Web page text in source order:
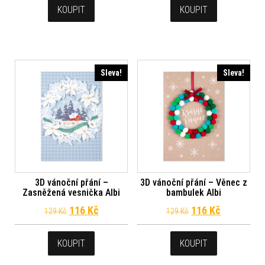
KOUPIT KOUPIT
Sleva!
3D vánoční přání –
Zasněžená vesnička Albi
129Kč Původní cena byla: 129 Kč.
116 KčAktuální cena je: 116 Kč.
KOUPIT
Sleva!
3D vánoční přání – Věnec z
bambulek Albi
129Kč Původní cena
116 Kč
KOUPIT